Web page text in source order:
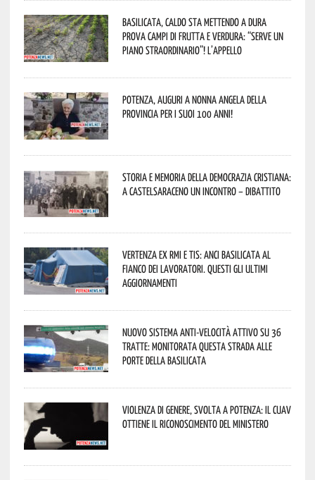
Basilicata, caldo sta mettendo a dura
prova campi di frutta e verdura: “Serve un
piano straordinario”! L’appello
Potenza, auguri a nonna Angela della
provincia per i suoi 100 anni!
Storia e memoria della Democrazia Cristiana:
a Castelsaraceno un incontro – dibattito
Vertenza ex RMI e TIS: ANCI Basilicata al
fianco dei lavoratori. Questi gli ultimi
aggiornamenti
Nuovo sistema anti-velocità attivo su 36
tratte: monitorata questa strada alle
porte della Basilicata
Violenza di genere, svolta a Potenza: il CUAV
ottiene il riconoscimento del Ministero